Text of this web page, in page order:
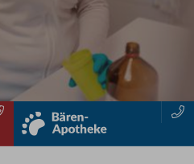
baerenapotheke
Zusammenfassung